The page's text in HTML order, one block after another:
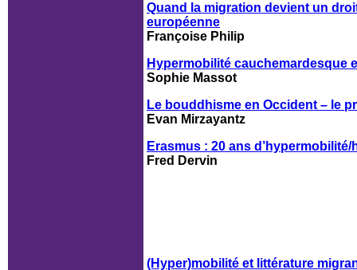
Quand la migration devient un
européenne
Françoise Philip
Hypermobilité cauchemardesque
Sophie Massot
Le bouddhisme en Occident – le
Evan Mirzayantz
Erasmus : 20 ans
Fred Dervin
(Hyper)mobilité et littérature